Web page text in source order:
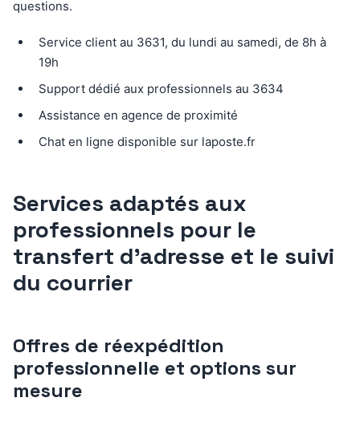
questions.
Service client au 3631, du lundi au samedi, de 8h à
19h
Support dédié aux professionnels au 3634
Assistance en agence de proximité
Chat en ligne disponible sur laposte.fr
Services adaptés aux
professionnels pour le
transfert d’adresse et le suivi
du courrier
Offres de réexpédition
professionnelle et options sur
mesure